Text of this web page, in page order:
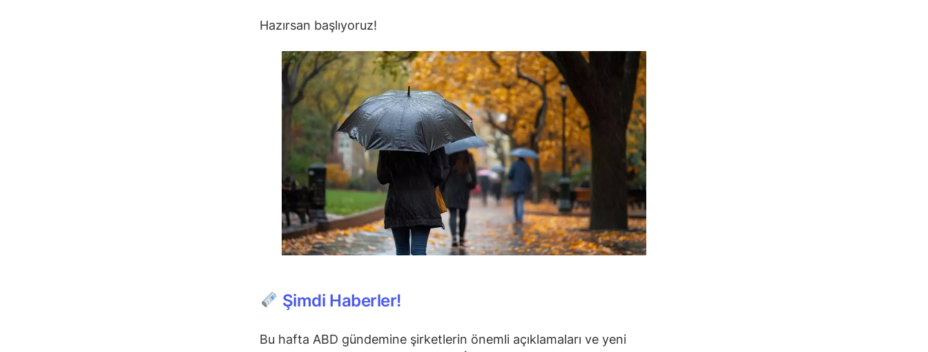
Hazırsan başlıyoruz!
Şimdi Haberler!
Bu hafta ABD gündemine şirketlerin önemli açıklamaları ve yeni